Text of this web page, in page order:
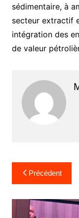
sédimentaire, à
secteur extractif
intégration des
de valeur
Navigation
de
l’article
Précédent